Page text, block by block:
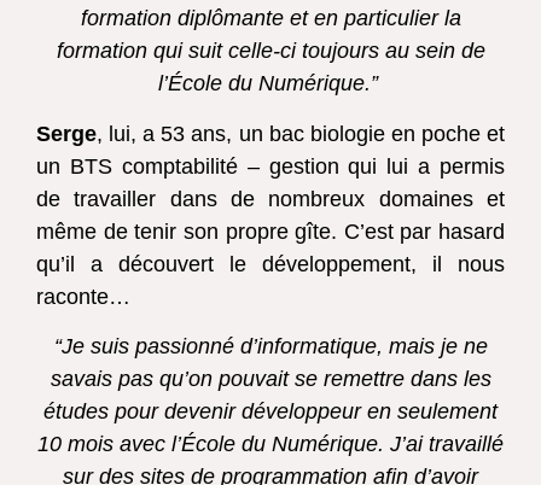
formation diplômante et en particulier la
formation qui suit celle-ci toujours au sein de
l’École du Numérique.”
Serge, lui, a 53 ans, un bac biologie en poche et
un BTS comptabilité – gestion qui lui a permis
de travailler dans de nombreux domaines et
même de tenir son propre gîte. C’est par hasard
qu’il a découvert le développement, il nous
raconte…
“Je suis passionné d’informatique, mais je ne
savais pas qu’on pouvait se remettre dans les
études pour devenir développeur en seulement
10 mois avec l’École du Numérique. J’ai travaillé
sur des sites de programmation afin d’avoir